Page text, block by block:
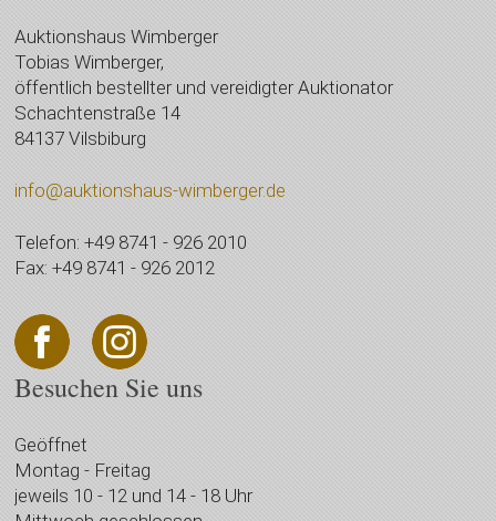
Auktionshaus Wimberger
Tobias Wimberger,
öffentlich bestellter und vereidigter Auktionator
Schachtenstraße 14
84137 Vilsbiburg
info@auktionshaus-wimberger.de
Telefon: +49 8741 - 926 2010
Fax: +49 8741 - 926 2012
Besuchen Sie uns
Geöffnet
Montag - Freitag
jeweils 10 - 12 und 14 - 18 Uhr